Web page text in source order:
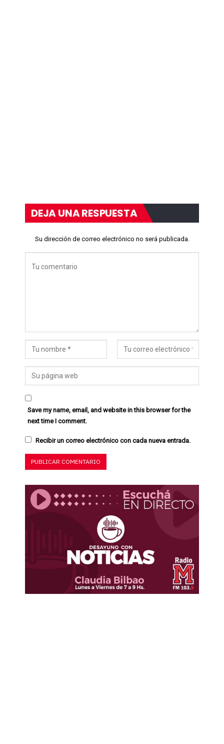
DEJA UNA RESPUESTA
Su dirección de correo electrónico no será publicada.
Save my name, email, and website in this browser for the
next time I comment.
Recibir un correo electrónico con cada nueva entrada.